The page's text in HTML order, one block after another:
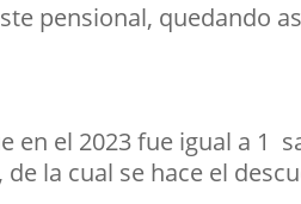
pensional, quedando
en el 2023 fue igual a 1
la cual se hace el